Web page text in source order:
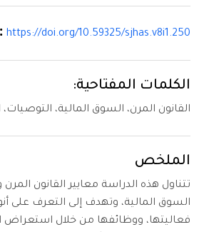
https://doi.org/10.59325/sjhas.v8i1.250
الكلمات المفتاحية:
القانون المرن، السوق المالية،
الملخص
تتناول هذه الدراسة معايير القانون
السوق المالية، وتهدف إلى التعرف على
فعاليتها، ووظائفها من خلال استعراض